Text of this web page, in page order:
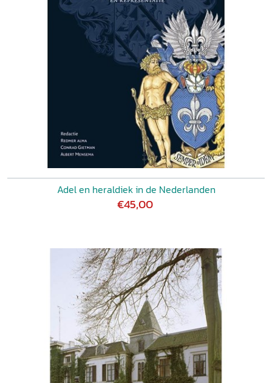
Adel en heraldiek in de Nederlanden
€45,00